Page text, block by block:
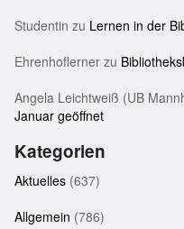
Studentin zu Lernen in der
Ehrenhoflerner zu
Angela Leichtweiß (UB
Januar geöffnet
Kategorien
Aktuelles (637)
Allgemein (786)